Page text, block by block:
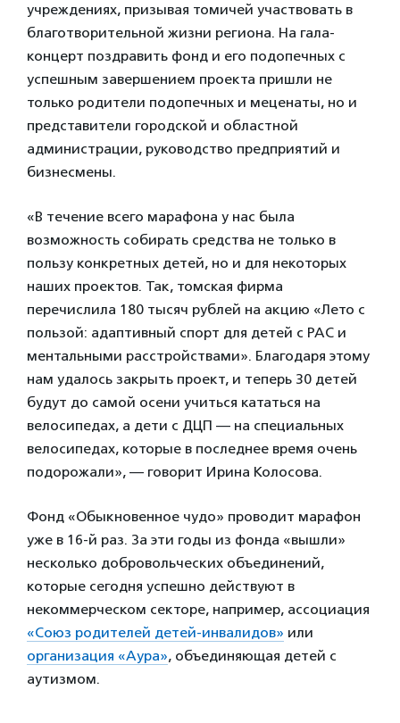
учреждениях, призывая томичей участвовать в
благотворительной жизни региона. На гала-
концерт поздравить фонд и его подопечных с
успешным завершением проекта пришли не
только родители подопечных и меценаты, но и
представители городской и областной
администрации, руководство предприятий и
бизнесмены.
«В течение всего марафона у нас была
возможность собирать средства не только в
пользу конкретных детей, но и для некоторых
наших проектов. Так, томская фирма
перечислила 180 тысяч рублей на акцию «Лето с
пользой: адаптивный спорт для детей с РАС и
ментальными расстройствами». Благодаря этому
нам удалось закрыть проект, и теперь 30 детей
будут до самой осени учиться кататься на
велосипедах, а дети с ДЦП — на специальных
велосипедах, которые в последнее время очень
подорожали», — говорит Ирина Колосова.
Фонд «Обыкновенное чудо» проводит марафон
уже в 16-й раз. За эти годы из фонда «вышли»
несколько добровольческих объединений,
которые сегодня успешно действуют в
некоммерческом секторе, например, ассоциация
«Союз родителей детей-инвалидов» или
организация «Аура», объединяющая детей с
аутизмом.